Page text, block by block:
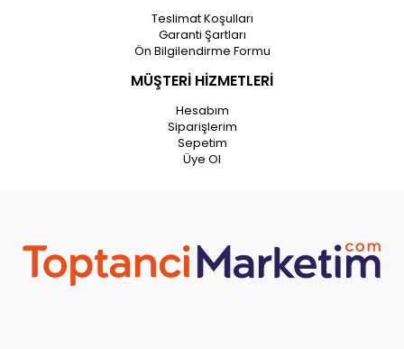
Teslimat Koşulları
Garanti Şartları
Ön Bilgilendirme Formu
MÜŞTERİ HİZMETLERİ
Hesabım
Siparişlerim
Sepetim
Üye Ol